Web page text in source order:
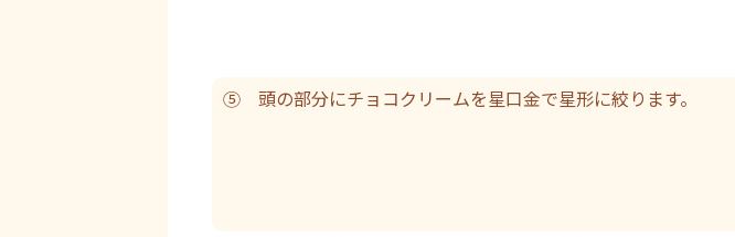
⑤ 頭の部分にチョコクリームを星口金で星形に絞ります。